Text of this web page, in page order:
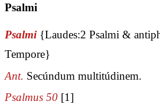
Psalmi
Psalmi {Laudes:2 Psalmi &
Tempore}
Ant. Secúndum multitúdinem.
Psalmus 50 [1]